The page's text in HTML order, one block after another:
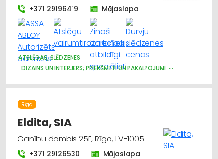
+371 29196419 Mājaslapa
ATSLĒGAS, SLĒDZENES
DIZAINS UN INTERJERS; PRIEKŠMETI UN PAKALPOJUMI
ŽALŪZIJAS, AIZKARU STIEŅI
BŪVMATERIĀLU, BŪVKONSTRUKCIJU TIRDZNIECĪBA
BŪVMATERIĀLU, BŪVKONSTRUKCIJU VAIRUMTIRDZNIECĪBA
APDARES MATERIĀLI: TIRDZNIECĪBA
CELTNIECĪBAS UN REMONTA DARBI
APDARES MATERIĀLI: GRĪDAS SEGUMI
MĒBEĻU RAŽOŠANA, MĒBEĻU SAGATAVES
Rīga
Eldita, SIA
Ganību dambis 25F, Rīga, LV-1005
+371 29126530 Mājaslapa